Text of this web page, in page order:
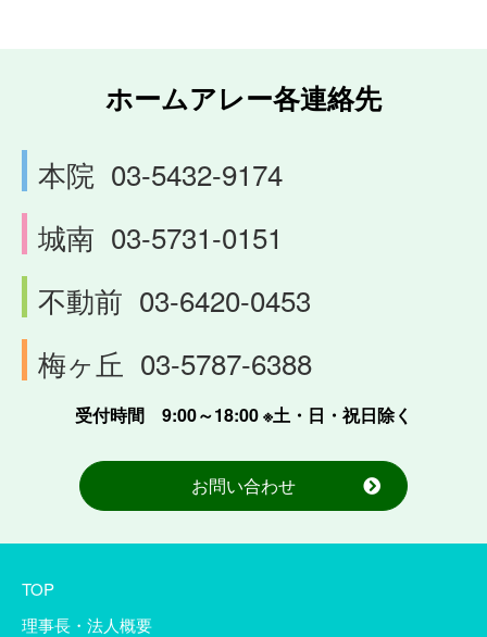
ホームアレー各連絡先
本院 03-5432-9174
城南 03-5731-0151
不動前 03-6420-0453
梅ヶ丘 03-5787-6388
受付時間 9:00～18:00 ※土・日・祝日除く
お問い合わせ
TOP
理事長・法人概要